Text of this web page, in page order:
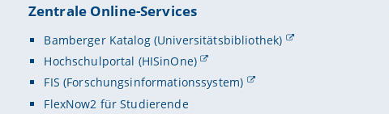
Zentrale Online-Services
Bamberger Katalog (Universitätsbibliothek)
Hochschulportal (HISinOne)
FIS (Forschungsinformationssystem)
FlexNow2 für Studierende